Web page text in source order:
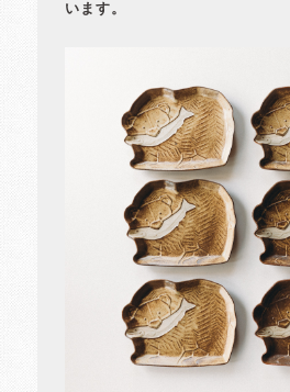
います。